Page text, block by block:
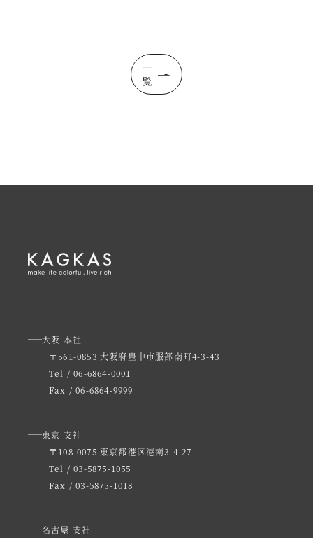
一
覧
大阪 本社
〒561-0853 大阪府豊中市服部南町4-3-43
Tel / 06-6864-0001
Fax / 06-6864-9999
東京 支社
〒108-0075 東京都港区港南3-4-27
Tel / 03-5875-1055
Fax / 03-5875-1018
名古屋 支社